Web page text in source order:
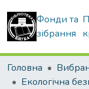
Фонди та
зібрання
Головна